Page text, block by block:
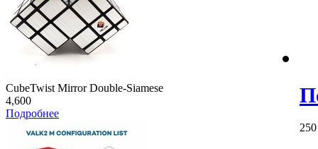
CubeTwist Mirror Double-Siamese
4,600
Подробнее